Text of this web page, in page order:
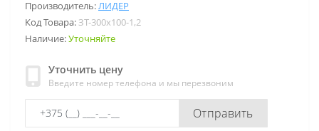
Производитель:ЛИДЕР
Код Товара: ЗТ-300х100-1,2
Наличие:Уточняйте
Уточнить цену
Введите номер телефона и мы перезвоним
Отправить